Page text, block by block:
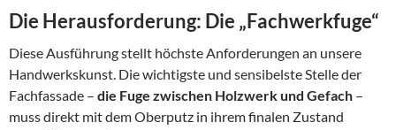
Die Herausforderung: Die „Fachwerkfuge“
Diese Ausführung stellt höchste Anforderungen an unsere
Handwerkskunst. Die wichtigste und sensibelste Stelle der
Fachfassade – die Fuge zwischen Holzwerk und Gefach –
muss direkt mit dem Oberputz in ihrem finalen Zustand